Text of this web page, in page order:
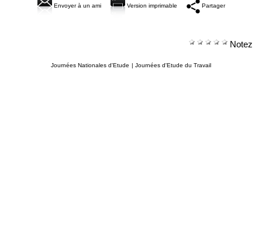
Envoyer à un ami Version imprimable Partager
Notez
Journées Nationales d'Etude | Journées d'Etude du Travail